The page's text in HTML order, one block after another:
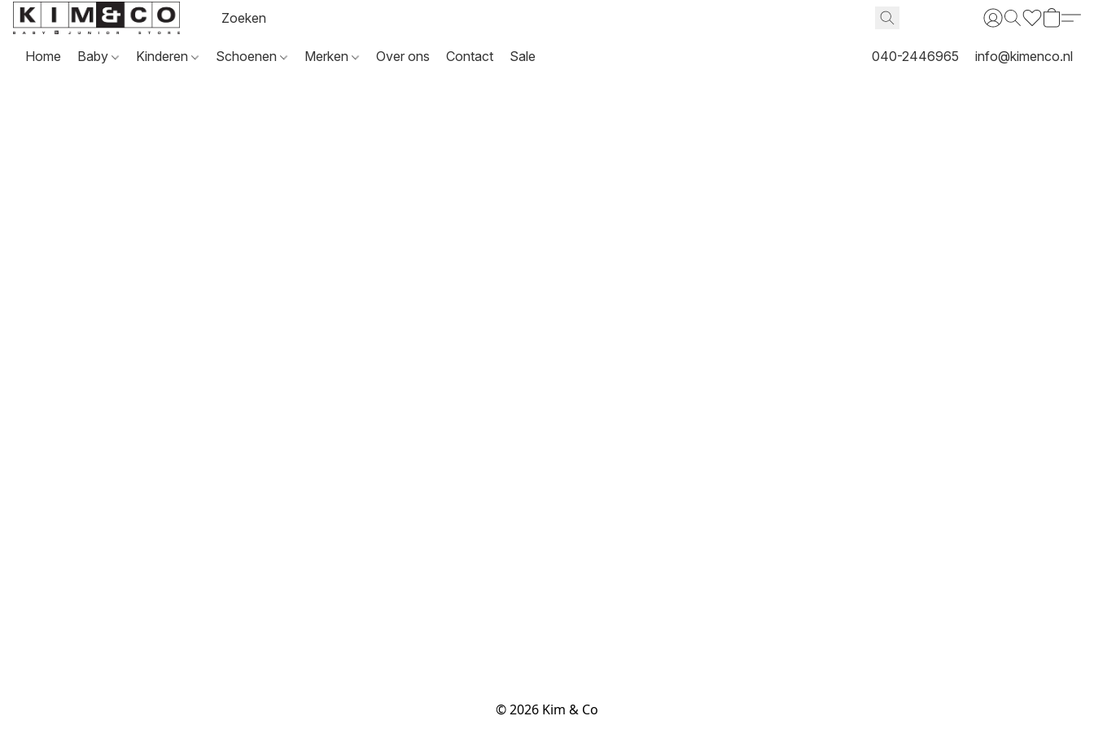
Home Baby Kinderen Schoenen Merken Over ons Contact Sale 040-2446965 info@kimenco.nl
© 2026 Kim & Co